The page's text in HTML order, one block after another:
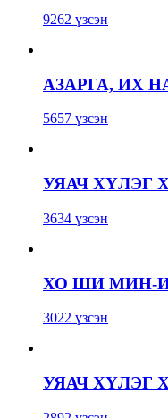
9262 үзсэн
АЗАРГА, ИХ
5657 үзсэн
УЯАЧ ХҮЛЭГ
3634 үзсэн
ХО ШИ МИН-
3022 үзсэн
УЯАЧ ХҮЛЭГ